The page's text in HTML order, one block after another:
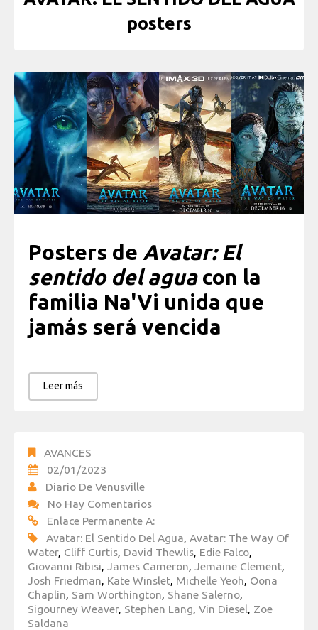
posters
Posters de Avatar: El
sentido del aguacon la
familia Na'Vi unida que
jamás será vencida
Leer más
AVANCES
02/01/2023
Diario De Venusville
No Hay Comentarios
Enlace Permanente A:
Avatar: El Sentido Del Agua Avatar: The Way Of
Water, Cliff Curtis David Thewlis Edie Falco
Giovanni Ribisi
James Cameron Jemaine Clement
Josh Friedman Kate Winslet Michelle Yeoh Oona
Chaplin Sam Worthington Shane Salerno
Sigourney Weaver, Stephen Lang Vin Diesel Zoe
Saldana